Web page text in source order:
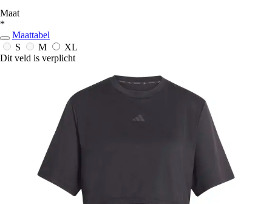
Maat
*
Maattabel
S
M
XL
Dit veld is verplicht